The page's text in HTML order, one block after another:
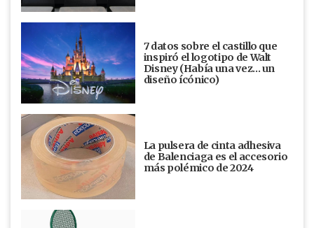
7 datos sobre el castillo que
inspiró el logotipo de Walt
Disney (Había una vez... un
diseño ícónico)
La pulsera de cinta adhesiva
de Balenciaga es el accesorio
más polémico de 2024